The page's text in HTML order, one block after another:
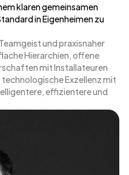
klaren gemeinsamen
in Eigenheimen zu
und praxisnaher
Hierarchien, offene
mit Installateuren
Exzellenz mit
effizientere und